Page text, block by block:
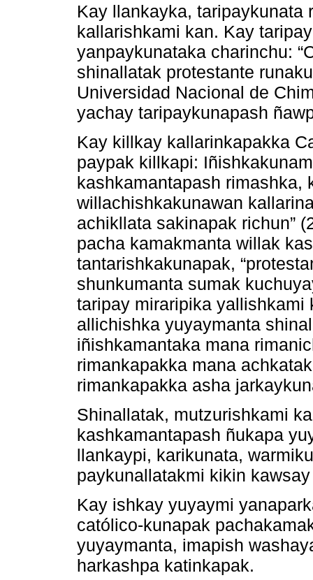
Kay llankayka, taripaykunata
kallarishkami kan. Kay
yanpaykunataka charinchu:
shinallatak protestante
Universidad Nacional de
yachay taripaykunapash
Kay killkay kallarinkapakka
paypak killkapi:
kashkamantapash rimashka,
willachishkakunawan
achikllata sakinapak richun”
pacha kamakmanta willak
tantarishkakunapak,
shunkumanta sumak
taripay miraripika yallishkami
allichishka yuyaymanta
iñishkamantaka mana
rimankapakka mana
rimankapakka asha
Shinallatak, mutzurishkami
kashkamantapash ñukapa
llankaypi, karikunata,
paykunallatakmi kikin
Kay ishkay yuyaymi
católico-kunapak
yuyaymanta, imapish
harkashpa katinkapak.